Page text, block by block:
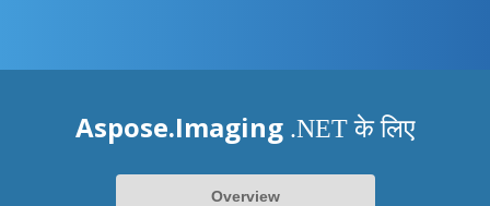
Aspose.Imaging .NET के लिए
Overview